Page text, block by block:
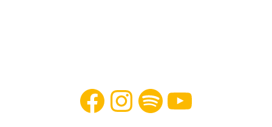
Facebook InstagramSpotify YouTube